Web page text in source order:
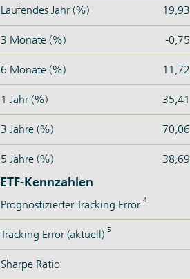
Laufendes Jahr (%) 19,93
3 Monate (%) -0,75
6 Monate (%) 11,72
1 Jahr (%) 35,41
3 Jahre (%) 70,06
5 Jahre (%) 38,69
ETF-Kennzahlen
Prognostizierter Tracking Error 4
Tracking Error (aktuell) 5
Sharpe Ratio